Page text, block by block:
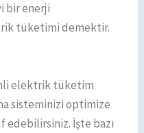
bir enerji
tüketimi demektir.
elektrik tüketim
sisteminizi optimize
İşte bazı